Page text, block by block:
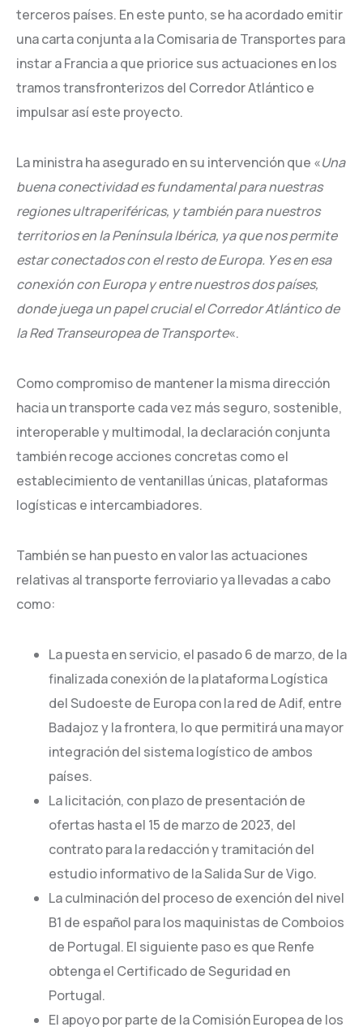
terceros países. En este punto, se ha acordado emitir
una carta conjunta a la Comisaria de Transportes para
instar a Francia a que priorice sus actuaciones en los
tramos transfronterizos del Corredor Atlántico e
impulsar así este proyecto.
La ministra ha asegurado en su intervención que «Una
buena conectividad es fundamental para nuestras
regiones ultraperiféricas, y también para nuestros
territorios en la Península Ibérica, ya que nos permite
estar conectados con el resto de Europa. Y es en esa
conexión con Europa y entre nuestros dos países,
donde juega un papel crucial el Corredor Atlántico de
la Red Transeuropea de Transporte«.
Como compromiso de mantener la misma dirección
hacia un transporte cada vez más seguro, sostenible,
interoperable y multimodal, la declaración conjunta
también recoge acciones concretas como el
establecimiento de ventanillas únicas, plataformas
logísticas e intercambiadores.
También se han puesto en valor las actuaciones
relativas al transporte ferroviario ya llevadas a cabo
como:
La puesta en servicio, el pasado 6 de marzo, de la
finalizada conexión de la plataforma Logística
del Sudoeste de Europa con la red de Adif, entre
Badajoz y la frontera, lo que permitirá una mayor
integración del sistema logístico de ambos
países.
La licitación, con plazo de presentación de
ofertas hasta el 15 de marzo de 2023, del
contrato para la redacción y tramitación del
estudio informativo de la Salida Sur de Vigo.
La culminación del proceso de exención del nivel
B1 de español para los maquinistas de Comboios
de Portugal. El siguiente paso es que Renfe
obtenga el Certificado de Seguridad en
Portugal.
El apoyo por parte de la Comisión Europea de los